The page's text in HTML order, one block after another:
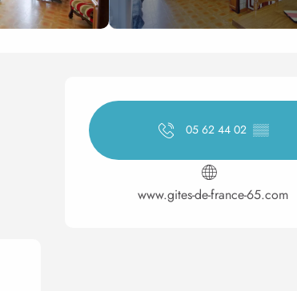
Horarios y
05 62 44 02 ▒▒
www.gites-de-france-65.com